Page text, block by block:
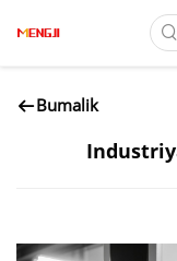
Tungkol Sa Amin
Bumalik